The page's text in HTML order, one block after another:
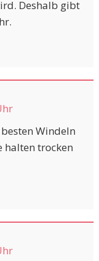
Deshalb gibt
Windeln
halten trocken